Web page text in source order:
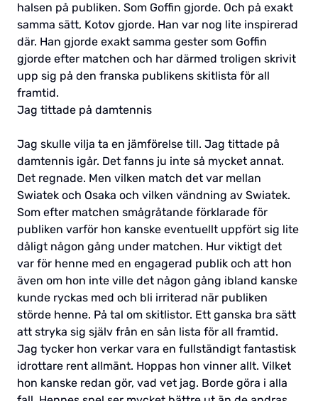
halsen på publiken. Som Goffin gjorde. Och på exakt
samma sätt, Kotov gjorde. Han var nog lite inspirerad
där. Han gjorde exakt samma gester som Goffin
gjorde efter matchen och har därmed troligen skrivit
upp sig på den franska publikens skitlista för all
framtid.
Jag tittade på damtennis
Jag skulle vilja ta en jämförelse till. Jag tittade på
damtennis igår. Det fanns ju inte så mycket annat.
Det regnade. Men vilken match det var mellan
Swiatek och Osaka och vilken vändning av Swiatek.
Som efter matchen smågråtande förklarade för
publiken varför hon kanske eventuellt uppfört sig lite
dåligt någon gång under matchen. Hur viktigt det
var för henne med en engagerad publik och att hon
även om hon inte ville det någon gång ibland kanske
kunde ryckas med och bli irriterad när publiken
störde henne. På tal om skitlistor. Ett ganska bra sätt
att stryka sig själv från en sån lista för all framtid.
Jag tycker hon verkar vara en fullständigt fantastisk
idrottare rent allmänt. Hoppas hon vinner allt. Vilket
hon kanske redan gör, vad vet jag. Borde göra i alla